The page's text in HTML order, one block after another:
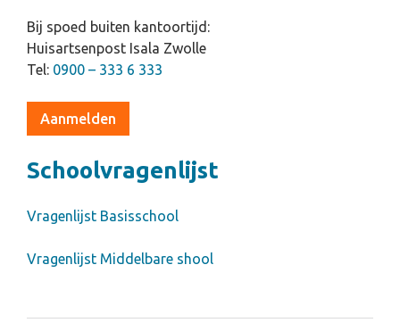
Bij spoed buiten kantoortijd:
Huisartsenpost Isala Zwolle
Tel: 0900 – 333 6 333
Aanmelden
Schoolvragenlijst
Vragenlijst Basisschool
Vragenlijst Middelbare shool